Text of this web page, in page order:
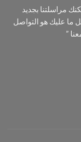
مراسلتنا بجديد
ما عليك هو التواصل
”